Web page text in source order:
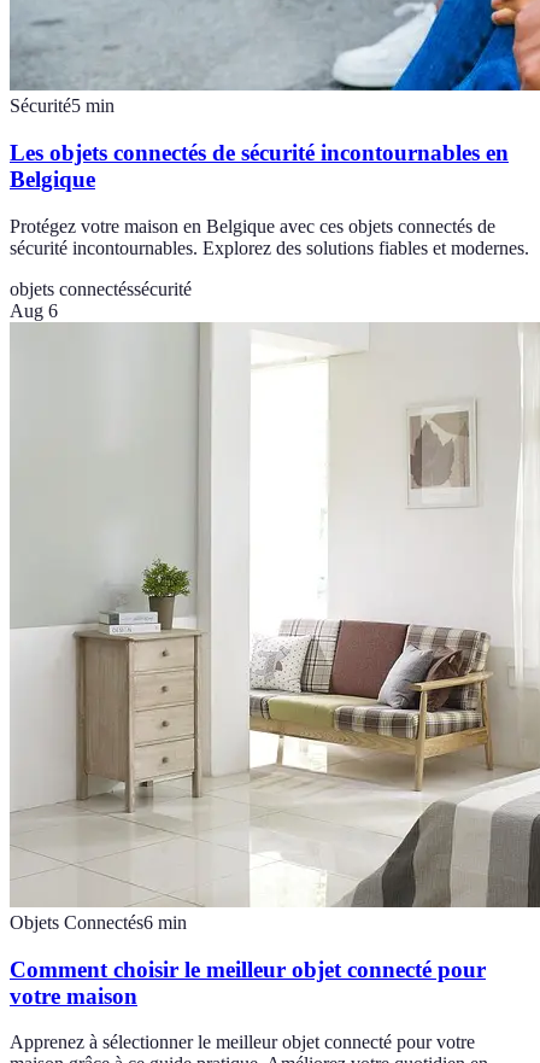
Sécurité5 min
Les objets connectés de sécurité incontournables en
Belgique
Protégez votre maison en Belgique avec ces objets connectés de
sécurité incontournables. Explorez des solutions fiables et modernes.
objets connectéssécurité
Aug 6
Objets Connectés6 min
Comment choisir le meilleur objet connecté pour
votre maison
Apprenez à sélectionner le meilleur objet connecté pour votre